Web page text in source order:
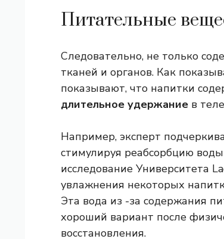
Питательные
Следовательно, не только
тканей и органов. Как
показывают, что напитки
длительное удержание в
Например, эксперт
стимулируя реабсорбцию
исследование Университета
увлажнения некоторых
Эта вода из -за содержания
хороший вариант после
восстановления.